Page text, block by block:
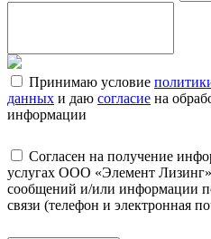
Принимаю условие
данных и даю согласие на
информации
Согласен на получение
услугах ООО «Элемент
сообщений и/или информации
связи (телефон и электронная